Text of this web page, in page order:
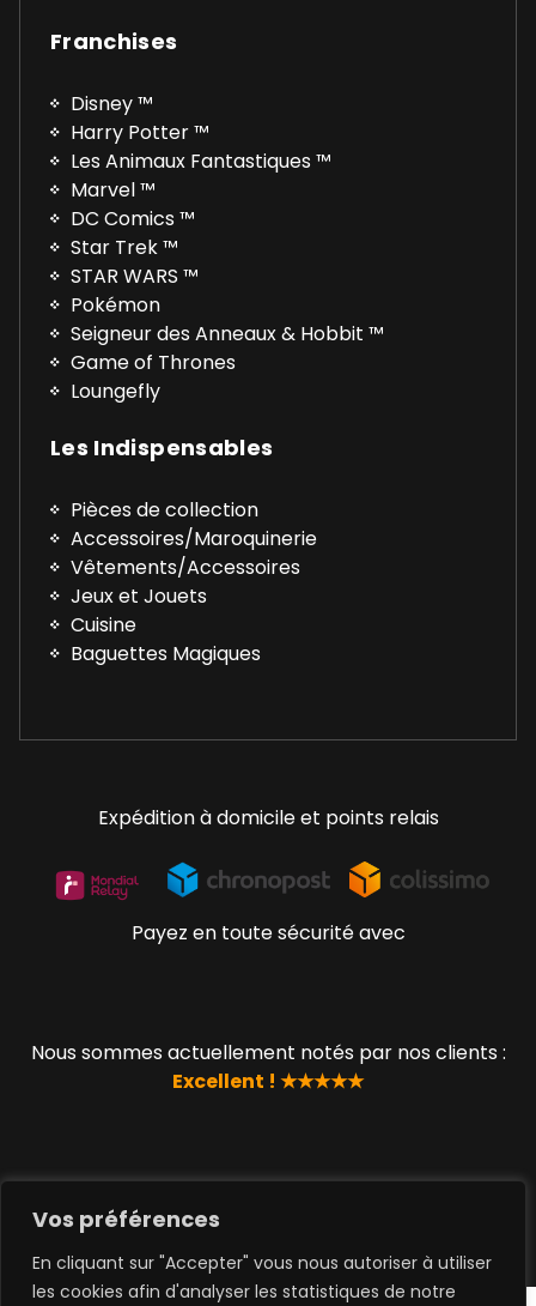
Vos préférences
En cliquant sur "Accepter" vous nous autoriser à utiliser
les cookies afin d'analyser les statistiques de notre
Franchises
Disney ™
Harry Potter ™
Les Animaux Fantastiques ™
Marvel ™
DC Comics ™
Star Trek ™
STAR WARS ™
Pokémon
Seigneur des Anneaux & Hobbit ™
Game of Thrones
Loungefly
Les Indispensables
Pièces de collection
Accessoires/Maroquinerie
Vêtements/Accessoires
Jeux et Jouets
Cuisine
Baguettes Magiques
Expédition à domicile et points relais
Payez en toute sécurité avec
Nous sommes actuellement notés par nos clients :
Excellent ! ★★★★★
© 2019 - 2023 www.lucky-geek.com par QUEEN TOYS